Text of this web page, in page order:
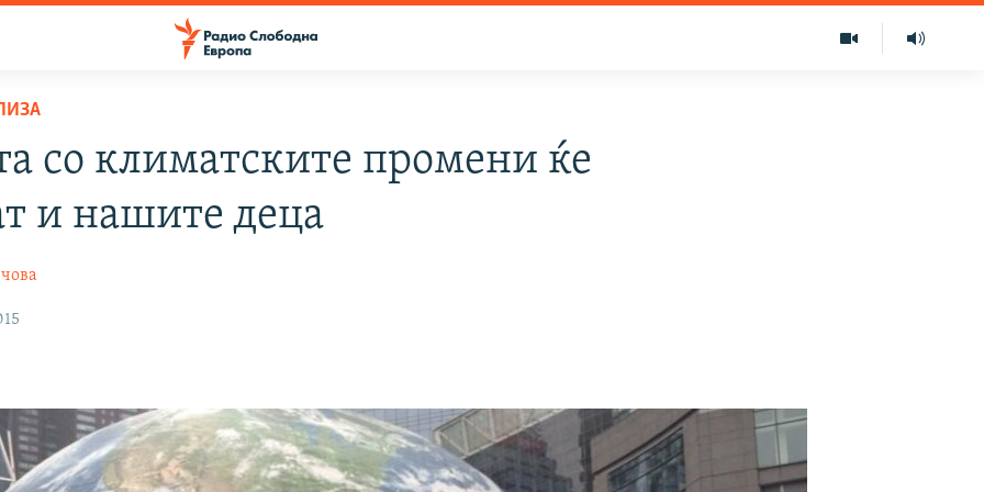
со климатските промени ќе
и нашите деца